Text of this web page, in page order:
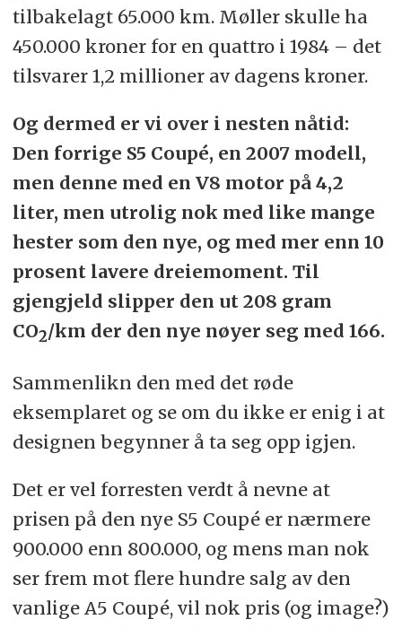
tilbakelagt 65.000 km. Møller skulle ha
450.000 kroner for en quattro i 1984 – det
tilsvarer 1,2 millioner av dagens kroner.
Og dermed er vi over i nesten nåtid:
Den forrige S5 Coupé, en 2007 modell,
men denne med en V8 motor på 4,2
liter, men utrolig nok med like mange
hester som den nye, og med mer enn 10
prosent lavere dreiemoment. Til
gjengjeld slipper den ut 208 gram
CO2/km der den nye nøyer seg med 166.
Sammenlikn den med det røde
eksemplaret og se om du ikke er enig i at
designen begynner å ta seg opp igjen.
Det er vel forresten verdt å nevne at
prisen på den nye S5 Coupé er nærmere
900.000 enn 800.000, og mens man nok
ser frem mot flere hundre salg av den
vanlige A5 Coupé, vil nok pris (og image?)